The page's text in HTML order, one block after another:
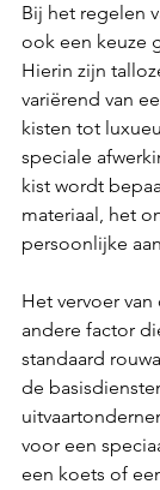
Bij het regelen
ook een keuze
Hierin zijn
variërend van
kisten tot
speciale
kist wordt
materiaal, het
persoonlijke
Het vervoer
andere factor
standaard
de
voor een
een koets of